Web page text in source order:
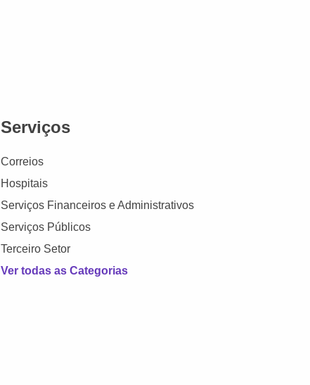
Serviços
Correios
Hospitais
Serviços Financeiros e Administrativos
Serviços Públicos
Terceiro Setor
Ver todas as Categorias